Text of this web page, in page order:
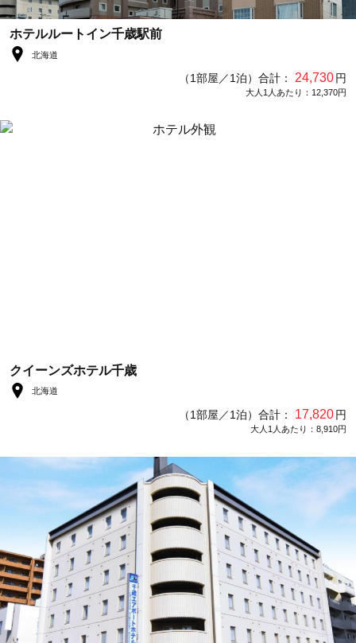
ホテルルートイン千歳駅前
北海道
（1部屋／1泊）合計： 24,730円
大人1人あたり：12,370円
クイーンズホテル千歳
北海道
（1部屋／1泊）合計： 17,820円
大人1人あたり：8,910円